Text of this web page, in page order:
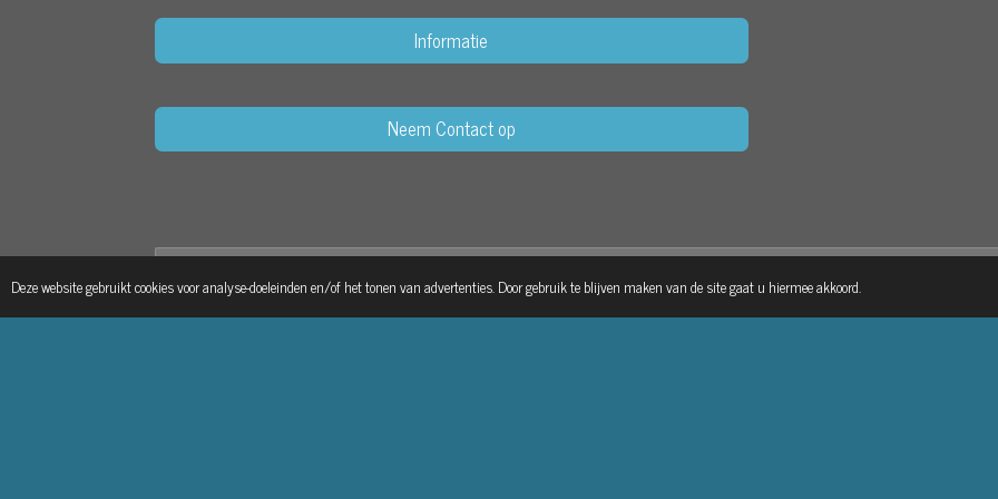
Deze website gebruikt cookies voor analyse-doeleinden en/of het tonen van advertenties. Door gebruik te blijven maken van de site gaat u hiermee akkoord.
Informatie
Neem Contact op
Maak jouw eigen website met JouwWeb